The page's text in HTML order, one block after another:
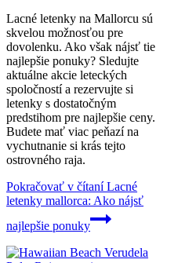
Lacné letenky na Mallorcu sú
skvelou možnosťou pre
dovolenku. Ako však nájsť tie
najlepšie ponuky? Sledujte
aktuálne akcie leteckých
spoločností a rezervujte si
letenky s dostatočným
predstihom pre najlepšie ceny.
Budete mať viac peňazí na
vychutnanie si krás tejto
ostrovného raja.
Pokračovať v čítaníLacné
letenky mallorca: Ako nájsť
najlepšie ponuky